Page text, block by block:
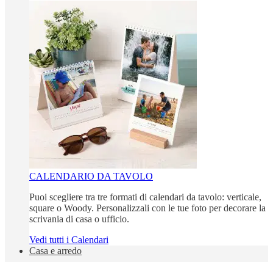
CALENDARIO DA TAVOLO
Puoi scegliere tra tre formati di calendari da tavolo: verticale,
square o Woody. Personalizzali con le tue foto per decorare la
scrivania di casa o ufficio.
Vedi tutti i Calendari
Casa e arredo